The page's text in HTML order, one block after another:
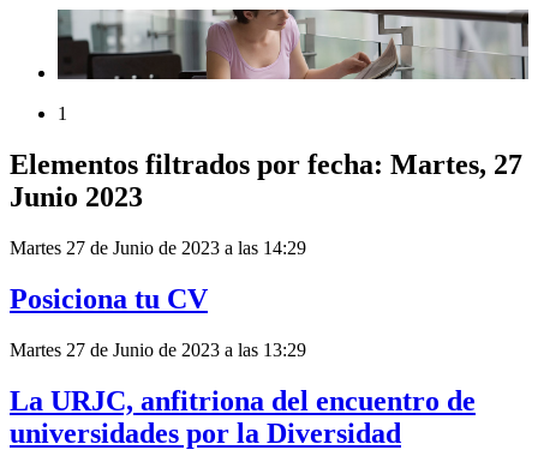
1
Elementos filtrados por fecha: Martes, 27
Junio 2023
Martes 27 de Junio de 2023 a las 14:29
Posiciona tu CV
Martes 27 de Junio de 2023 a las 13:29
La URJC, anfitriona del encuentro de
universidades por la Diversidad